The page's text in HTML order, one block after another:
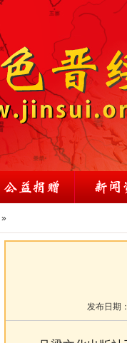
»
发布日期